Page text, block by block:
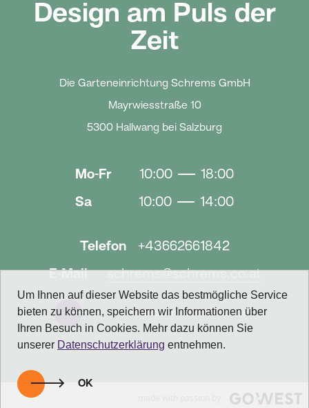
Design am Puls der
Zeit
Die Garteneinrichtung Schrems GmbH
Mayrwiesstraße 10
5300 Hallwang bei Salzburg
Mo-Fr 10:00
18:00
Sa
10:00 14:00
Telefon
+43662661842
E-Mail
schrems@schrems.co.at
Kostenlosen Termin buchen
Um Ihnen auf dieser Website das bestmögliche Service
bieten zu können, speichern wir Informationen über
Ihren Besuch in Cookies. Mehr dazu können Sie
unserer Datenschutzerklärung entnehmen.
OK